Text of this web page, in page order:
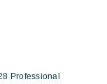
Professional